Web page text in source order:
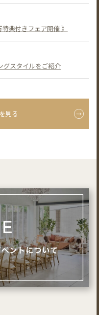
典付きフェア開催 》
グスタイルをご紹介
見る